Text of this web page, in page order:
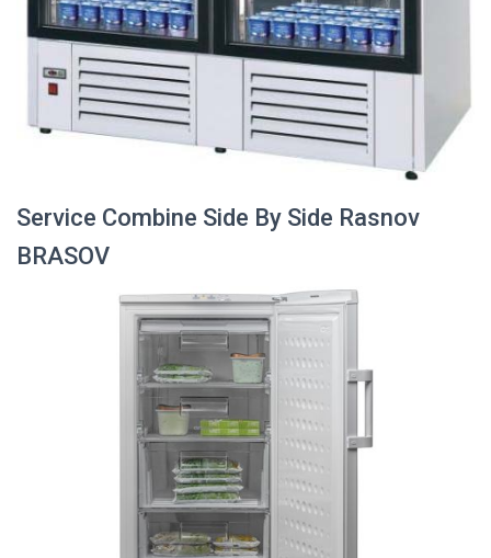
Service Combine Side By Side Rasnov
BRASOV